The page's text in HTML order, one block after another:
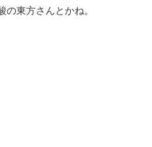
東方さんとかね。